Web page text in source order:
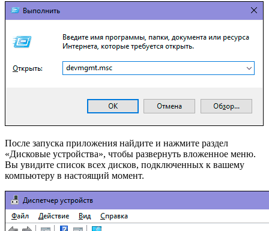
После запуска приложения найдите и нажмите раздел
«Дисковые устройства», чтобы развернуть вложенное меню.
Вы увидите список всех дисков, подключенных к вашему
компьютеру в настоящий момент.